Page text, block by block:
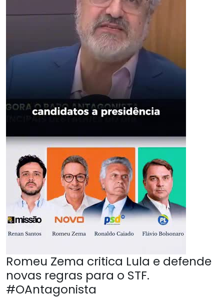
Romeu Zema critica Lula e defende
novas regras para o STF.
#OAntagonista